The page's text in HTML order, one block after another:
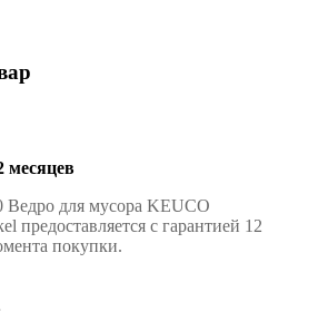
месяцев
Ведро для мусора KEUCO
предоставляется с гарантией 12
покупки.